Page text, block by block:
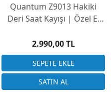
Quantum Z9013 Hakiki
Deri Saat Kayışı | Özel El
2.990,00 TL